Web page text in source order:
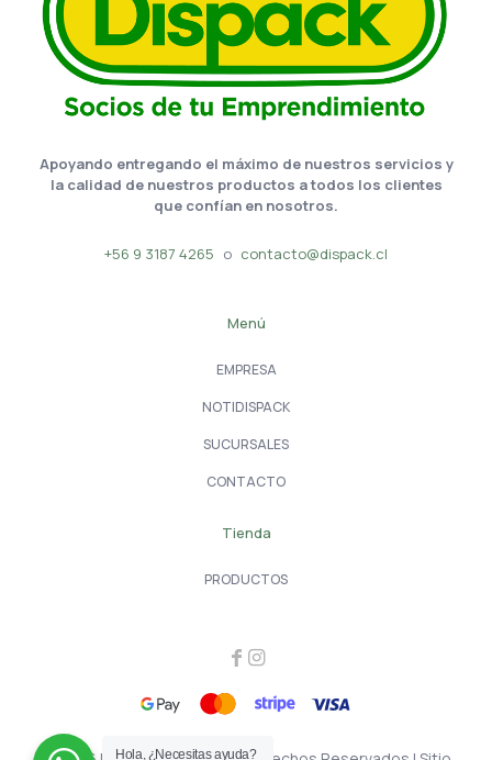
Apoyando entregando el máximo de nuestros servicios y
la calidad de nuestros productos a todos los clientes
que confían en nosotros.
+56 9 3187 4265 o contacto@dispack.cl
Menú
EMPRESA
NOTIDISPACK
SUCURSALES
CONTACTO
Tienda
PRODUCTOS
Hola, ¿Necesitas ayuda?